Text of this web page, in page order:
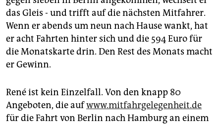
das Gleis - und trifft auf die nächsten Mitfahrer.
Wenn er abends um neun nach Hause wankt, hat
er acht Fahrten hinter sich und die 594 Euro für
die Monatskarte drin. Den Rest des Monats macht
er Gewinn.
René ist kein Einzelfall. Von den knapp 80
Angeboten, die aufwww.mitfahrgelegenheit.de
für die Fahrt von Berlin nach Hamburg an einem